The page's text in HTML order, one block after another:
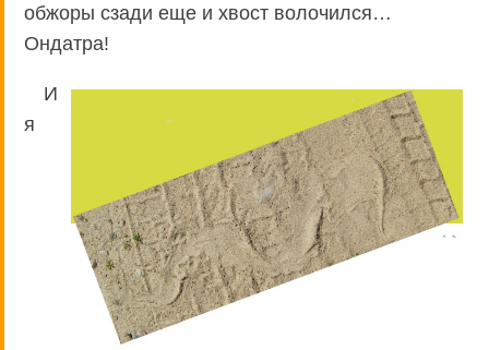
обжоры сзади еще и хвост волочился…
Ондатра!
И
я